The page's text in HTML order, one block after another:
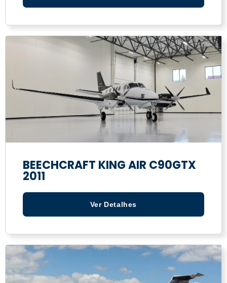
BEECHCRAFT KING AIR C90GTX
2011
Ver Detalhes